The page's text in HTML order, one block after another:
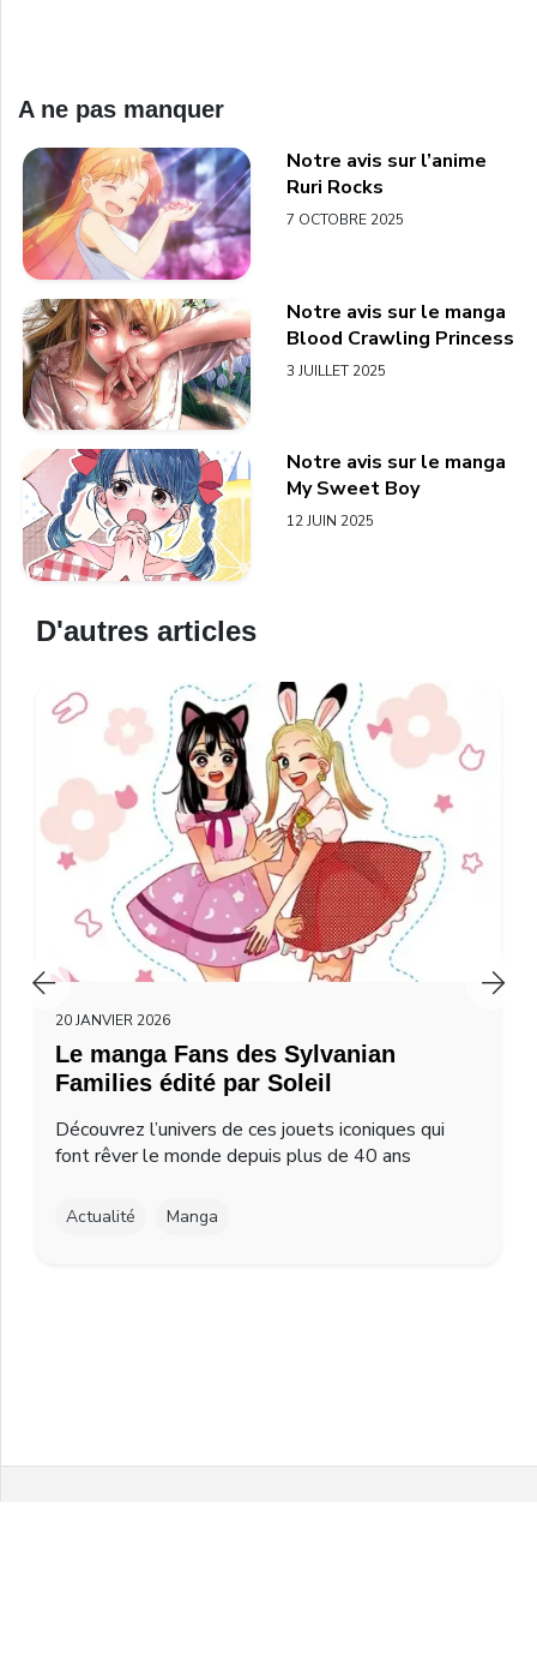
A ne pas manquer
Notre avis sur l’anime
Ruri Rocks
7 OCTOBRE 2025
Notre avis sur le manga
Blood Crawling Princess
3 JUILLET 2025
Notre avis sur le manga
My Sweet Boy
12 JUIN 2025
D'autres articles
20 JANVIER 2026
Le manga Fans des Sylvanian
Families édité par Soleil
Découvrez l’univers de ces jouets iconiques qui
font rêver le monde depuis plus de 40 ans
Actualité Manga